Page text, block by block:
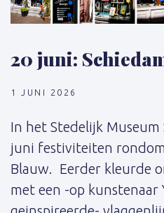
20 juni:
1 JUNI 2026
In het Stedelijk Museum
juni festiviteiten
Blauw. Eerder kleurde
met een -op kunstenaar